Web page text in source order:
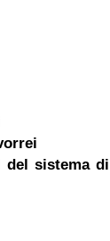
del sistema di